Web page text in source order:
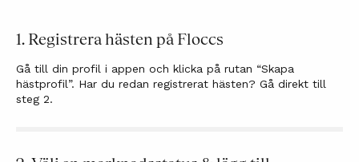
1. Registrera hästen på Floccs
Gå till din profil i appen och klicka på rutan “Skapa
hästprofil”. Har du redan registrerat hästen? Gå direkt till
steg 2.